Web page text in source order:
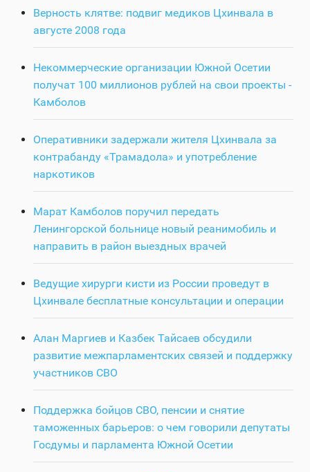
Верность клятве: подвиг медиков Цхинвала в
августе 2008 года
Некоммерческие организации Южной Осетии
получат 100 миллионов рублей на свои проекты -
Камболов
Оперативники задержали жителя Цхинвала за
контрабанду «Трамадола» и употребление
наркотиков
Марат Камболов поручил передать
Ленингорской больнице новый реанимобиль и
направить в район выездных врачей
Ведущие хирурги кисти из России проведут в
Цхинвале бесплатные консультации и операции
Алан Маргиев и Казбек Тайсаев обсудили
развитие межпарламентских связей и поддержку
участников СВО
Поддержка бойцов СВО, пенсии и снятие
таможенных барьеров: о чем говорили депутаты
Госдумы и парламента Южной Осетии